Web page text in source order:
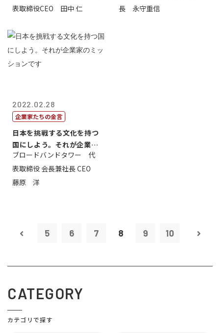
表取締役CEO 田中 仁
長 永守重信
2022.02.28
企業家たちの金言
日本を挑戦する文化を持つ
国にしよう。それが企業家
のミッション...
ブロードバンドタワー 代
表取締役 会長兼社長 CEO
藤原 洋
5 6 7 8 9 10
CATEGORY
カテゴリで探す